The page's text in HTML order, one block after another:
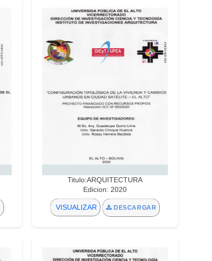
Titulo:ARQUITECTURA
Edicion: 2020
VISUALIZAR DESCARGAR